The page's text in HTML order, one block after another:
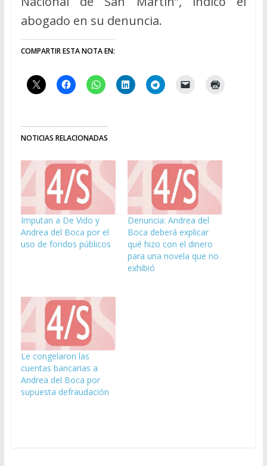
abogado en su denuncia.
COMPARTIR ESTA NOTA EN:
NOTICIAS RELACIONADAS
Imputan a De Vido y
Andrea del Boca por el
uso de fondos públicos
Denuncia: Andrea del
Boca deberá explicar
qué hizo con el dinero
para una novela que no
exhibió
Le congelaron las
cuentas bancarias a
Andrea del Boca por
supuesta defraudación